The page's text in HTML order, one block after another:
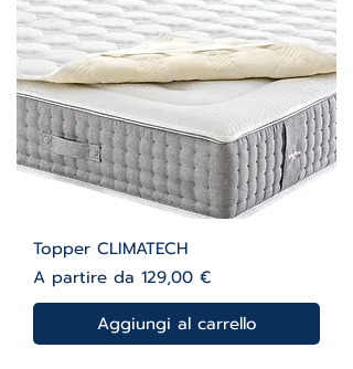
Topper CLIMATECH
A partire da 129,00 €
Prezzo scontato
Aggiungi al carrello